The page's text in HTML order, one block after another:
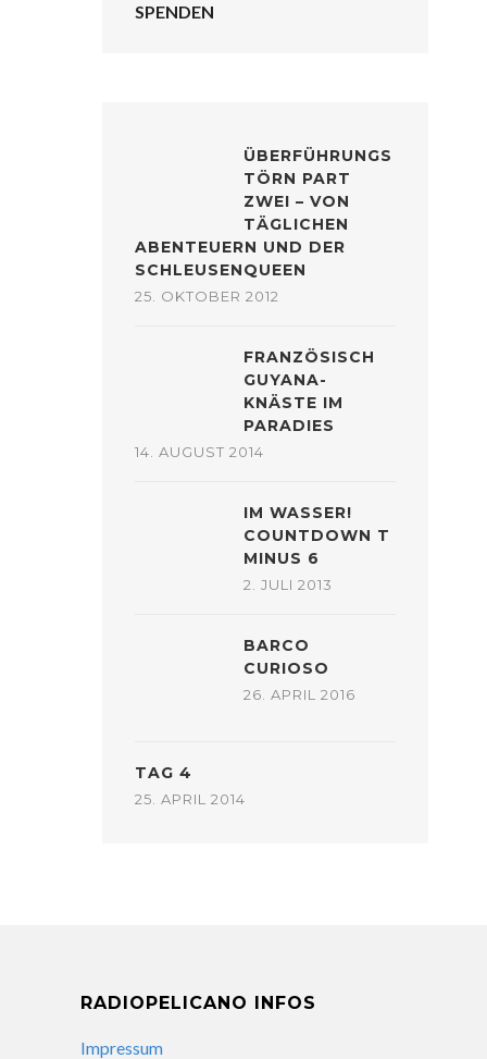
SPENDEN
ÜBERFÜHRUNGS
TÖRN PART
ZWEI – VON
TÄGLICHEN
ABENTEUERN UND DER
SCHLEUSENQUEEN
25. OKTOBER 2012
FRANZÖSISCH
GUYANA-
KNÄSTE IM
PARADIES
14. AUGUST 2014
IM WASSER!
COUNTDOWN T
MINUS 6
2. JULI 2013
BARCO
CURIOSO
26. APRIL 2016
TAG 4
25. APRIL 2014
RADIOPELICANO INFOS
Impressum